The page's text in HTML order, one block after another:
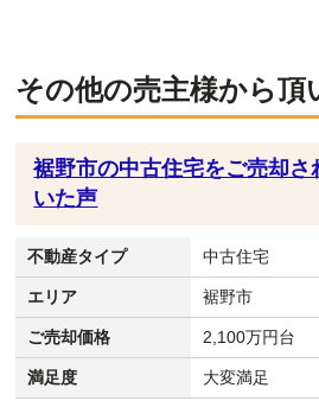
その他の売主様から頂
裾野市の中古住宅をご売却さ
いた声
不動産タイプ 中古住宅
エリア 裾野市
ご売却価格 2,100万円台
満足度 大変満足